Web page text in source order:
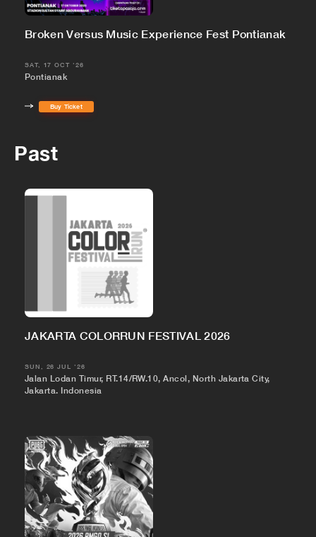
Broken Versus Music Experience Fest Pontianak
SAT, 17 OCT '26
Pontianak
Buy Ticket
Past
JAKARTA COLORRUN FESTIVAL 2026
SUN, 26 JUL '26
Jalan Lodan Timur, RT.14/RW.10, Ancol, North Jakarta City,
Jakarta, Indonesia